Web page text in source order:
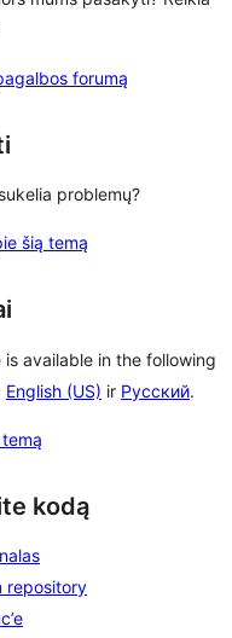
forumą
problemų?
šią temą
is available in the following
English (US) ir Русский.
kodą
repository